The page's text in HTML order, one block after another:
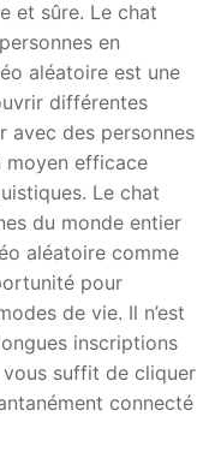
et sûre. Le chat
en
aléatoire est une
différentes
avec des personnes
moyen efficace
Le chat
du monde entier
aléatoire comme
pour
de vie. Il n’est
inscriptions
suffit de cliquer
connecté